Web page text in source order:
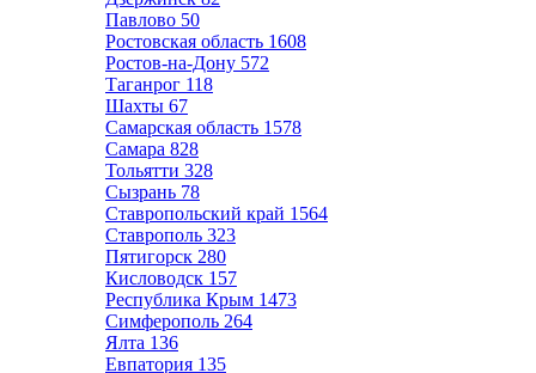
Павлово 50
Ростовская область 1608
Ростов-на-Дону 572
Таганрог 118
Шахты 67
Самарская область 1578
Самара 828
Тольятти 328
Сызрань 78
Ставропольский край 1564
Ставрополь 323
Пятигорск 280
Кисловодск 157
Республика Крым 1473
Симферополь 264
Ялта 136
Евпатория 135